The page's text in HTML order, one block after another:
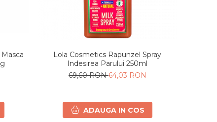
Lola Cosmetics Rapunzel Spray
Indesirea Parului 250ml
69,60 RON64,03 RON
ADAUGA IN COS